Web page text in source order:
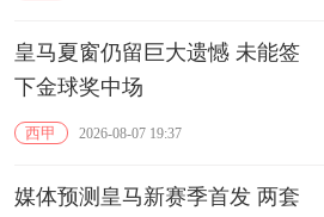
皇马夏窗仍留巨大遗憾 未能签
下金球奖中场
西甲 2026-08-07 19:37
媒体预测皇马新赛季首发 两套